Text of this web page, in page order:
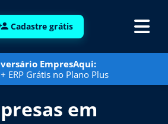
Cadastre grátis
EmpresAqui:
ERP Grátis no Plano Plus
em